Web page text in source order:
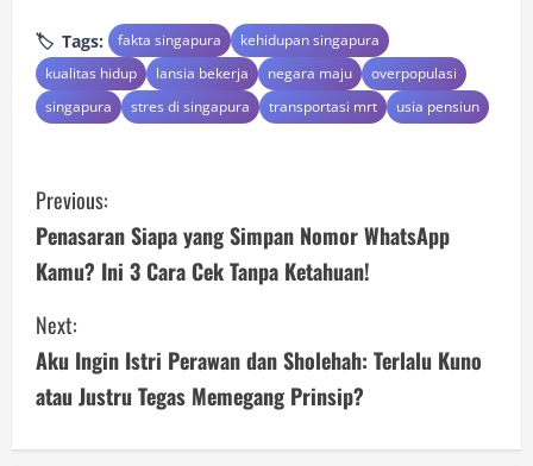
Tags: fakta singapura
kehidupan singapura
kualitas hidup
lansia bekerja negara maju
overpopulasi
singapura
stres di singapura transportasi mrt usia pensiun
C
o
n
t
i
n
Previous:
Penasaran Siapa yang Simpan Nomor WhatsApp
Kamu? Ini 3 Cara Cek Tanpa Ketahuan!
Next:
Aku Ingin Istri Perawan dan Sholehah: Terlalu Kuno
atau Justru Tegas Memegang Prinsip?